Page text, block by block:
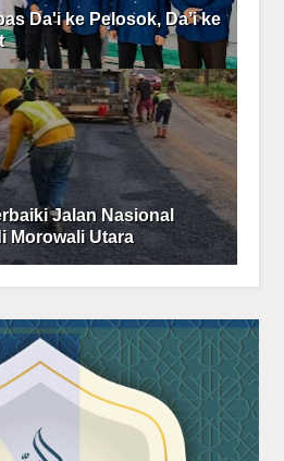
Da'i ke Pelosok, Da’i ke
Jalan Nasional
Morowali Utara